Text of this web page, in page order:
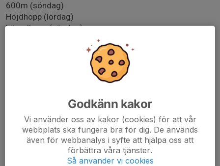
600m (söndag)
Höjdhopp (lördag)
Längdhopp (söndag)
Spjut (med F/P13) (söndag)
Stav (med F/P13) (söndag)
Kula (med F/P13) (söndag)
Önskar ni att vara med? Välj mist tre grenar och svara i
Svara senast 16/5-2026 gällande grenarna.
Vi kommer även bli tillfrågade om funktionärskap.
Jag kommer fördela så att det blir rättvist i gruppen
oavsett om ens barn tävlar eller inte.
Godkänn kakor
Vi använder oss av kakor (cookies) för att vår
webbplats ska fungera bra för dig. De används
även för webbanalys i syfte att hjälpa oss att
förbättra våra tjänster.
Så använder vi cookies